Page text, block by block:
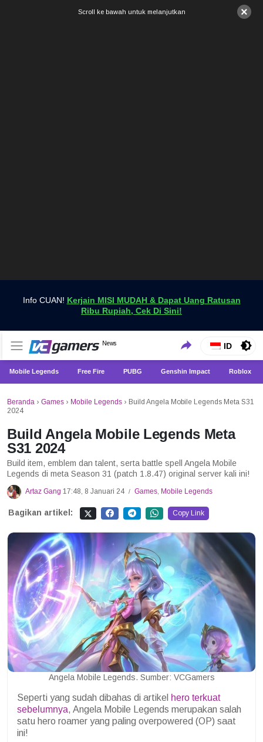
×
Scroll ke bawah untuk melanjutkan
Info CUAN! Kerjain MISI MUDAH & Dapat Uang Ratusan
Ribu Rupiah, Cek Di Sini!
VCGamers News
News
Dapatkan Berita Games Terbaru Hanya di VCGamers
ID
Mobile Legends Free Fire PUBG Genshin Impact Roblox
Beranda › Games › Mobile Legends › Build Angela Mobile Legends Meta S31
2024
Build Angela Mobile Legends Meta
S31 2024
Build item, emblem dan talent, serta battle spell Angela Mobile
Legends di meta Season 31 (patch 1.8.47) original server kali ini!
Artaz Gang 17:48, 8 Januari 24 / Games, Mobile Legends
Bagikan artikel: Copy Link
Angela Mobile Legends. Sumber: VCGamers
Seperti yang sudah dibahas di artikel hero terkuat
sebelumnya, Angela Mobile Legends merupakan salah
satu hero roamer yang paling overpowered (OP) saat
ini!